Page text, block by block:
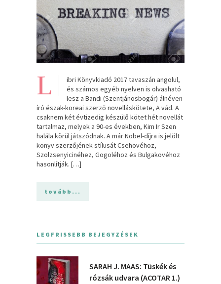
L
ibri Könyvkiadó 2017 tavaszán angolul,
és számos egyéb nyelven is olvasható
lesz a Bandi (Szentjánosbogár) álnéven
író észak-koreai szerző novelláskötete, A vád. A
csaknem két évtizedig készülő kötet hét novellát
tartalmaz, melyek a 90-es években, Kim Ir Szen
halála körül játszódnak. A már Nobel-díjra is jelölt
könyv szerzőjének stílusát Csehovéhoz,
Szolzsenyicinéhez, Gogoléhoz és Bulgakovéhoz
hasonlítják. […]
tovább...
LEGFRISSEBB BEJEGYZÉSEK
SARAH J. MAAS: Tüskék és
rózsák udvara (ACOTAR 1.)